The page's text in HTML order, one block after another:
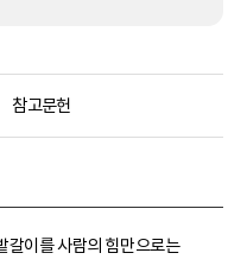
참고문헌
갈이를 사람의 힘만으로는